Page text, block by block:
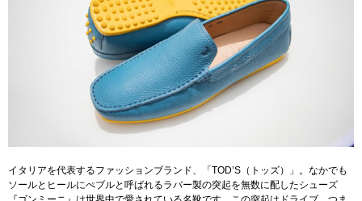
イタリアを代表するファッションブランド、「TOD’S（トッズ）」。なかでも
ソールとヒールにぺブルと呼ばれるラバー製の突起を無数に配したシューズ